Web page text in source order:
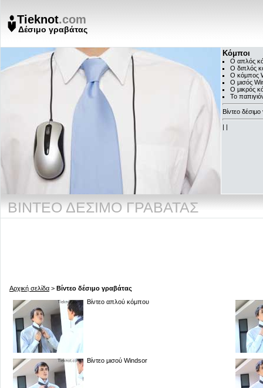
Tieknot.com
Δέσιμο γραβάτας
Κόμποι
Ο απλός
Ο διπλός
Ο κόμπος
Ο μισός
Ο μικρός
Το
Βίντεο
| |
ΒΊΝΤΕΟ ΔΈΣΙΜΟ ΓΡΑΒΆΤΑΣ
Αρχική σελίδα > Βίντεο δέσιμο γραβάτας
Βίντεο απλού κόμπου
Βίντεο μισού Windsor